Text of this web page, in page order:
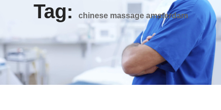
Tag: chinese massage amsterdam